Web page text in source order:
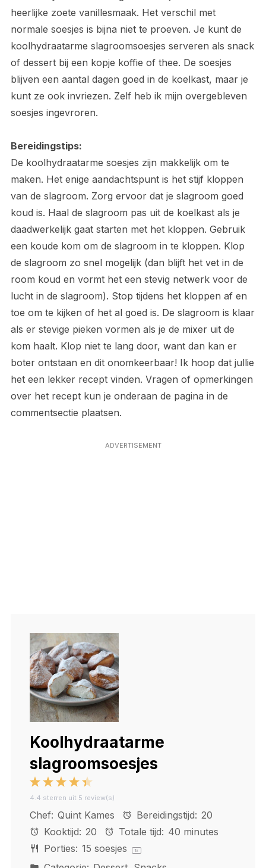
heerlijke zoete vanillesmaak. Het verschil met
normale soesjes is bijna niet te proeven. Je kunt de
koolhydraatarme slagroomsoesjes serveren als snack
of dessert bij een kopje koffie of thee. De soesjes
blijven een aantal dagen goed in de koelkast, maar je
kunt ze ook invriezen. Zelf heb ik mijn overgebleven
soesjes ingevroren.
Bereidingstips:
De koolhydraatarme soesjes zijn makkelijk om te
maken. Het enige aandachtspunt is het stijf kloppen
van de slagroom. Zorg ervoor dat je slagroom goed
koud is. Haal de slagroom pas uit de koelkast als je
daadwerkelijk gaat starten met het kloppen. Gebruik
een koude kom om de slagroom in te kloppen. Klop
de slagroom zo snel mogelijk (dan blijft het vet in de
room koud en vormt het een stevig netwerk voor de
lucht in de slagroom). Stop tijdens het kloppen af en
toe om te kijken of het al goed is. De slagroom is klaar
als er stevige pieken vormen als je de mixer uit de
kom haalt. Klop niet te lang door, want dan kan er
boter ontstaan en dit onomkeerbaar! Ik hoop dat jullie
het een lekker recept vinden. Vragen of opmerkingen
over het recept kun je onderaan de pagina in de
commentsectie plaatsen.
ADVERTISEMENT
Koolhydraatarme
slagroomsoesjes
5
Stars
4
Stars
3
Stars
2
Stars
1
Star
4.4 sterren uit 5 review(s)
Chef: Quint Kames Bereidingstijd: 20
Kooktijd: 20 Totale tijd: 40 minutes
Porties: 15 soesjes 1x